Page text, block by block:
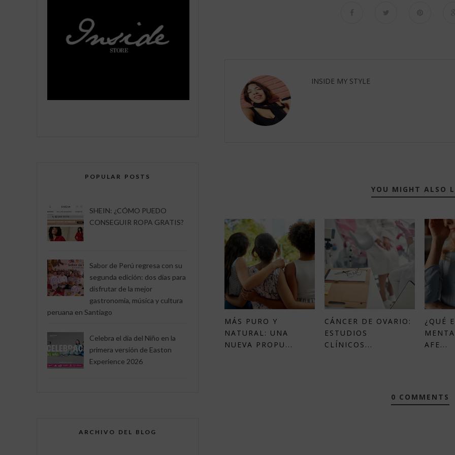
INSIDE MY STYLE
YOU MIGHT ALSO
MÁS PURO Y
NATURAL: UNA
NUEVA PROPU...
CÁNCER DE OVARIO:
ESTUDIOS
CLÍNICOS...
¿QUÉ
AFE...
0 COMMENTS
POPULAR POSTS
SHEIN: ¿CÓMO PUEDO
CONSEGUIR ROPA GRATIS?
Sabor de Perú regresa con su
segunda edición: dos días para
disfrutar de la mejor
gastronomía, música y cultura
peruana en Santiago
Celebra el día del Niño en la
primera versión de Easton
Experience 2026
ARCHIVO DEL BLOG